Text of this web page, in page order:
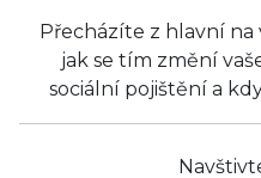
Přecházíte z hlavní na
jak se tím změní
sociální pojištění a